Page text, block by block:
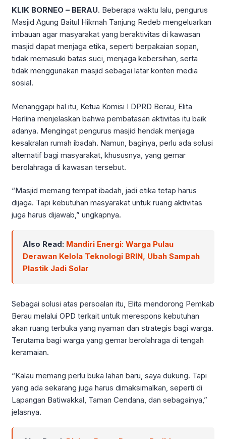
KLIK BORNEO – BERAU. Beberapa waktu lalu, pengurus
Masjid Agung Baitul Hikmah Tanjung Redeb mengeluarkan
imbauan agar masyarakat yang beraktivitas di kawasan
masjid dapat menjaga etika, seperti berpakaian sopan,
tidak memasuki batas suci, menjaga kebersihan, serta
tidak menggunakan masjid sebagai latar konten media
sosial.
Menanggapi hal itu, Ketua Komisi I DPRD Berau, Elita
Herlina menjelaskan bahwa pembatasan aktivitas itu baik
adanya. Mengingat pengurus masjid hendak menjaga
kesakralan rumah ibadah. Namun, baginya, perlu ada solusi
alternatif bagi masyarakat, khususnya, yang gemar
berolahraga di kawasan tersebut.
“Masjid memang tempat ibadah, jadi etika tetap harus
dijaga. Tapi kebutuhan masyarakat untuk ruang aktivitas
juga harus dijawab,” ungkapnya.
Also Read: Mandiri Energi: Warga Pulau
Derawan Kelola Teknologi BRIN, Ubah Sampah
Plastik Jadi Solar
Sebagai solusi atas persoalan itu, Elita mendorong Pemkab
Berau melalui OPD terkait untuk merespons kebutuhan
akan ruang terbuka yang nyaman dan strategis bagi warga.
Terutama bagi warga yang gemar berolahraga di tengah
keramaian.
“Kalau memang perlu buka lahan baru, saya dukung. Tapi
yang ada sekarang juga harus dimaksimalkan, seperti di
Lapangan Batiwakkal, Taman Cendana, dan sebagainya,”
jelasnya.